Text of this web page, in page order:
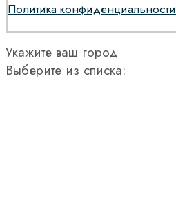
Политика конфиденциальности
Укажите ваш город
Выберите из списка: